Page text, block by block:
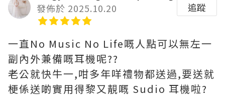
發佈於 2025.10.20
追蹤
一直No Music No Life嘅人點可以無左一
副內外兼備嘅耳機呢??
老公就快牛一,咁多年咩禮物都送過,要送就
梗係送啲實用得黎又靚嘅 Sudio 耳機啦?